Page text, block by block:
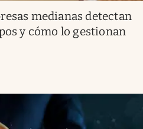
medianas detectan
y cómo lo gestionan